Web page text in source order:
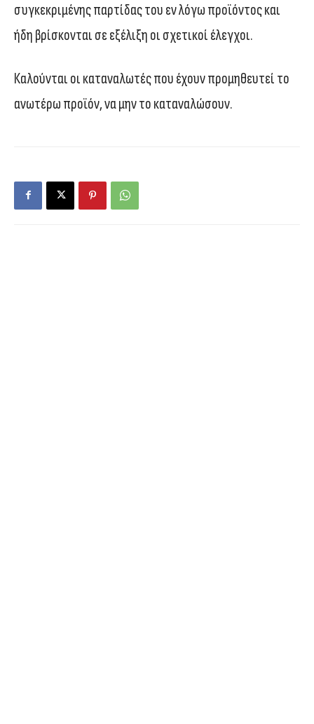
συγκεκριμένης παρτίδας του εν λόγω προϊόντος και
ήδη βρίσκονται σε εξέλιξη οι σχετικοί έλεγχοι.
Καλούνται οι καταναλωτές που έχουν προμηθευτεί το
ανωτέρω προϊόν, να μην το καταναλώσουν.